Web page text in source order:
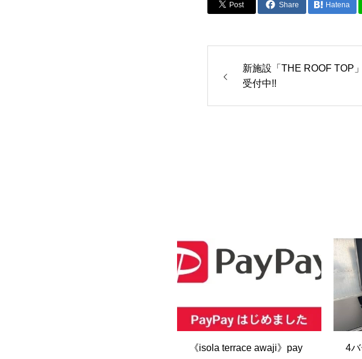
Post Share Hatena
新施設「THE ROOF TOP
受付中!!
《isola terrace awaji》pay
4